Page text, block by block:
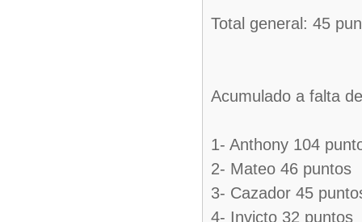
Total general: 45
Acumulado a falta
1- Anthony 104
2- Mateo 46 puntos
3- Cazador 45
4- Invicto 32 puntos